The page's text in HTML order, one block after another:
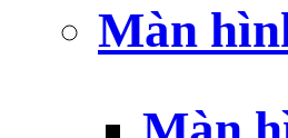
Màn